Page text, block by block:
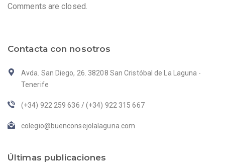
Comments are closed.
Contacta con nosotros
Avda. San Diego, 26. 38208 San Cristóbal de La Laguna -
Tenerife
(+34) 922 259 636 / (+34) 922 315 667
colegio@buenconsejolalaguna.com
Últimas publicaciones